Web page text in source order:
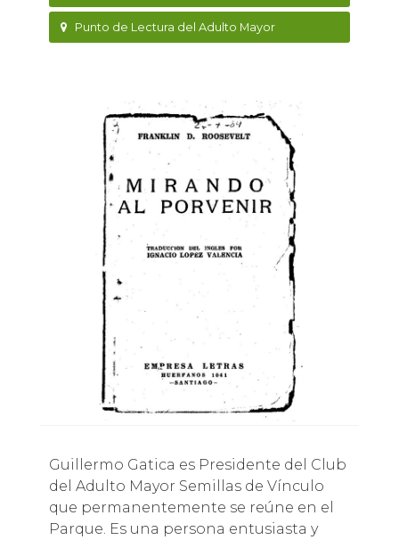
Punto de Lectura del Adulto Mayor
Guillermo Gatica es Presidente del Club
del Adulto Mayor Semillas de Vínculo
que permanentemente se reúne en el
Parque. Es una persona entusiasta y